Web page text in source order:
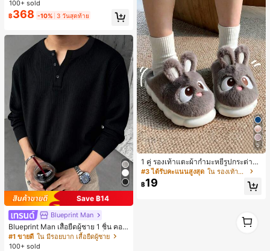
ส่ประจำวันและไปเที่ยวพักผ่อน
ลูกค้ากลับมาซื้อซ้ำ!
ลูกค้ากลับมาซื้อซ้ำ!
#1 ขายดี ใน กระเป๋า เสื้อคลุมลำลอง
100+ sold
฿368 -10% 3 วันสุดท้าย
Save ฿14
Blueprint Man
Blueprint Man เสื้อยืดผู้ชาย 1 ชิ้น คอเ
ฮนลีย์ ผ้าถักลายวาฟเฟิล คอวีเล็ก ทรงห
ลวม บาง ระบายอากาศได้ดี ใส่สบาย มี
#1 ขายดี ใน มีรอยบาก เสื้อยืดผู้ชาย
100+ sold
5
1 คู่ รองเท้าแตะผ้ากำมะหยี่รูปกระต่าย
สำหรับผู้หญิง, อบอุ่นและสบาย, เหมาะ
สำหรับใส่ลำลองในฤดูใบไม้ร่วง/ฤดูหน
าว, รองเท้าบ้านผู้หญิงหรูหราใหม่, ส้นเ
น์ในอุดมคติ, รองเท้าแตะคู่รัก, ของขวั
ญวันแม่, สวน, ของตกแต่งห้องครัว, ฤดู
#3 ได้รับคะแนนสูงสุด ใน รองเท้าแตะใส่ในบ้าน
฿19